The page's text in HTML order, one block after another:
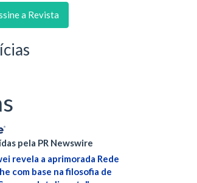
a Revista
pela PR Newswire
revela a aprimorada Rede
com base na filosofia de